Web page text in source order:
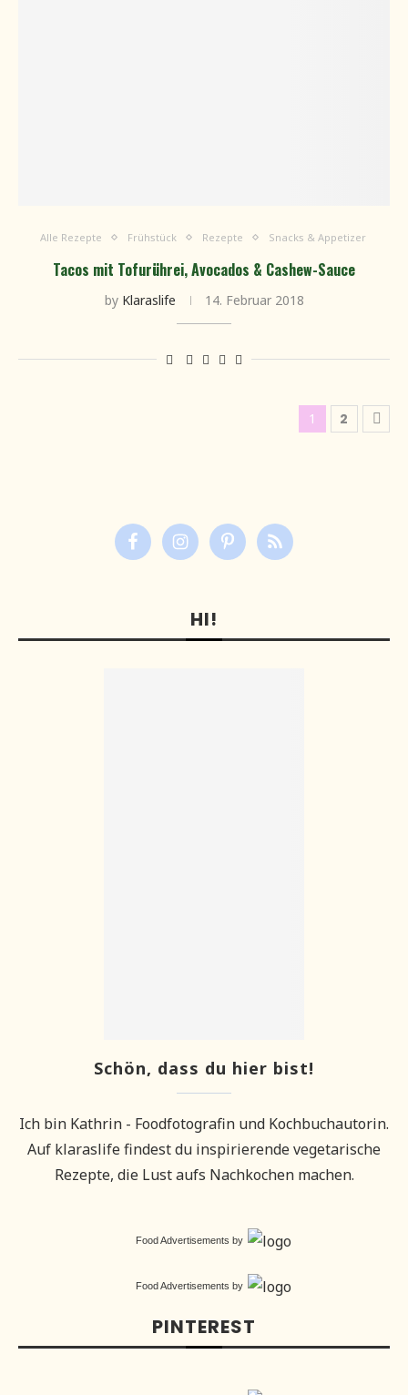
Alle Rezepte Frühstück Rezepte Snacks & Appetizer
Tacos mit Tofurührei, Avocados & Cashew-Sauce
by Klaraslife 14. Februar 2018
1 2
HI!
Schön, dass du hier bist!
Ich bin Kathrin - Foodfotografin und Kochbuchautorin.
Auf klaraslife findest du inspirierende vegetarische
Rezepte, die Lust aufs Nachkochen machen.
Food Advertisements by
Food Advertisements by
PINTEREST